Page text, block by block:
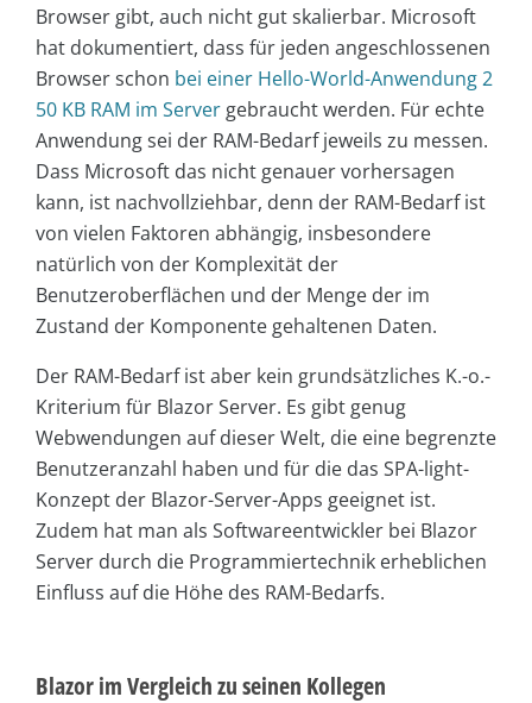
Browser gibt, auch nicht gut skalierbar. Microsoft
hat dokumentiert, dass für jeden angeschlossenen
Browser schon bei einer Hello-World-Anwendung 2
50 KB RAM im Server gebraucht werden. Für echte
Anwendung sei der RAM-Bedarf jeweils zu messen.
Dass Microsoft das nicht genauer vorhersagen
kann, ist nachvollziehbar, denn der RAM-Bedarf ist
von vielen Faktoren abhängig, insbesondere
natürlich von der Komplexität der
Benutzeroberflächen und der Menge der im
Zustand der Komponente gehaltenen Daten.
Der RAM-Bedarf ist aber kein grundsätzliches K.-o.-
Kriterium für Blazor Server. Es gibt genug
Webwendungen auf dieser Welt, die eine begrenzte
Benutzeranzahl haben und für die das SPA-light-
Konzept der Blazor-Server-Apps geeignet ist.
Zudem hat man als Softwareentwickler bei Blazor
Server durch die Programmiertechnik erheblichen
Einfluss auf die Höhe des RAM-Bedarfs.
Blazor im Vergleich zu seinen Kollegen